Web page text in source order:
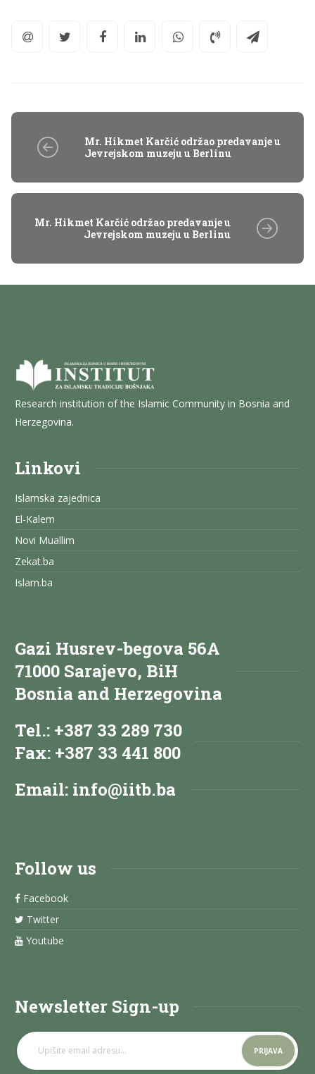
Mr. Hikmet Karčić održao predavanje u
Jevrejskom muzeju u Berlinu
Mr. Hikmet Karčić održao predavanje u
Jevrejskom muzeju u Berlinu
Research institution of the Islamic Community in Bosnia and
Herzegovina.
Linkovi
Islamska zajednica
El-Kalem
Novi Muallim
Zekat.ba
Islam.ba
Gazi Husrev-begova 56A
71000 Sarajevo, BiH
Bosnia and Herzegovina
Tel.: +387 33 289 730
Fax: +387 33 441 800
Email: info@iitb.ba
Follow us
Facebook
Twitter
Youtube
Newsletter Sign-up